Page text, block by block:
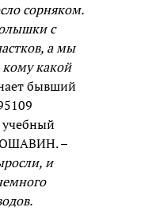
сорняком.
с
а мы
какой
бывший
–
и